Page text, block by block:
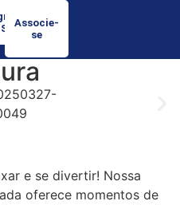
Associe-
se
e se divertir! Nossa
oferece momentos de